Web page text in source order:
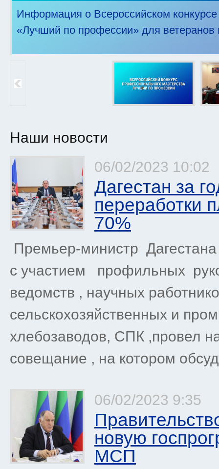
Информация о Всероссийском
«Лучший по профессии» для ветеранов
Наши новости
06/02/2023 10:02
Дагестан за
переработки
70%
Премьер-министр
с участием профильных
ведомств , научных
сельскохозяйственных и
хлебозаводов, СПК ,провел
совещание , на котором
06/02/2023 9:35
новую
МСП
Страницы